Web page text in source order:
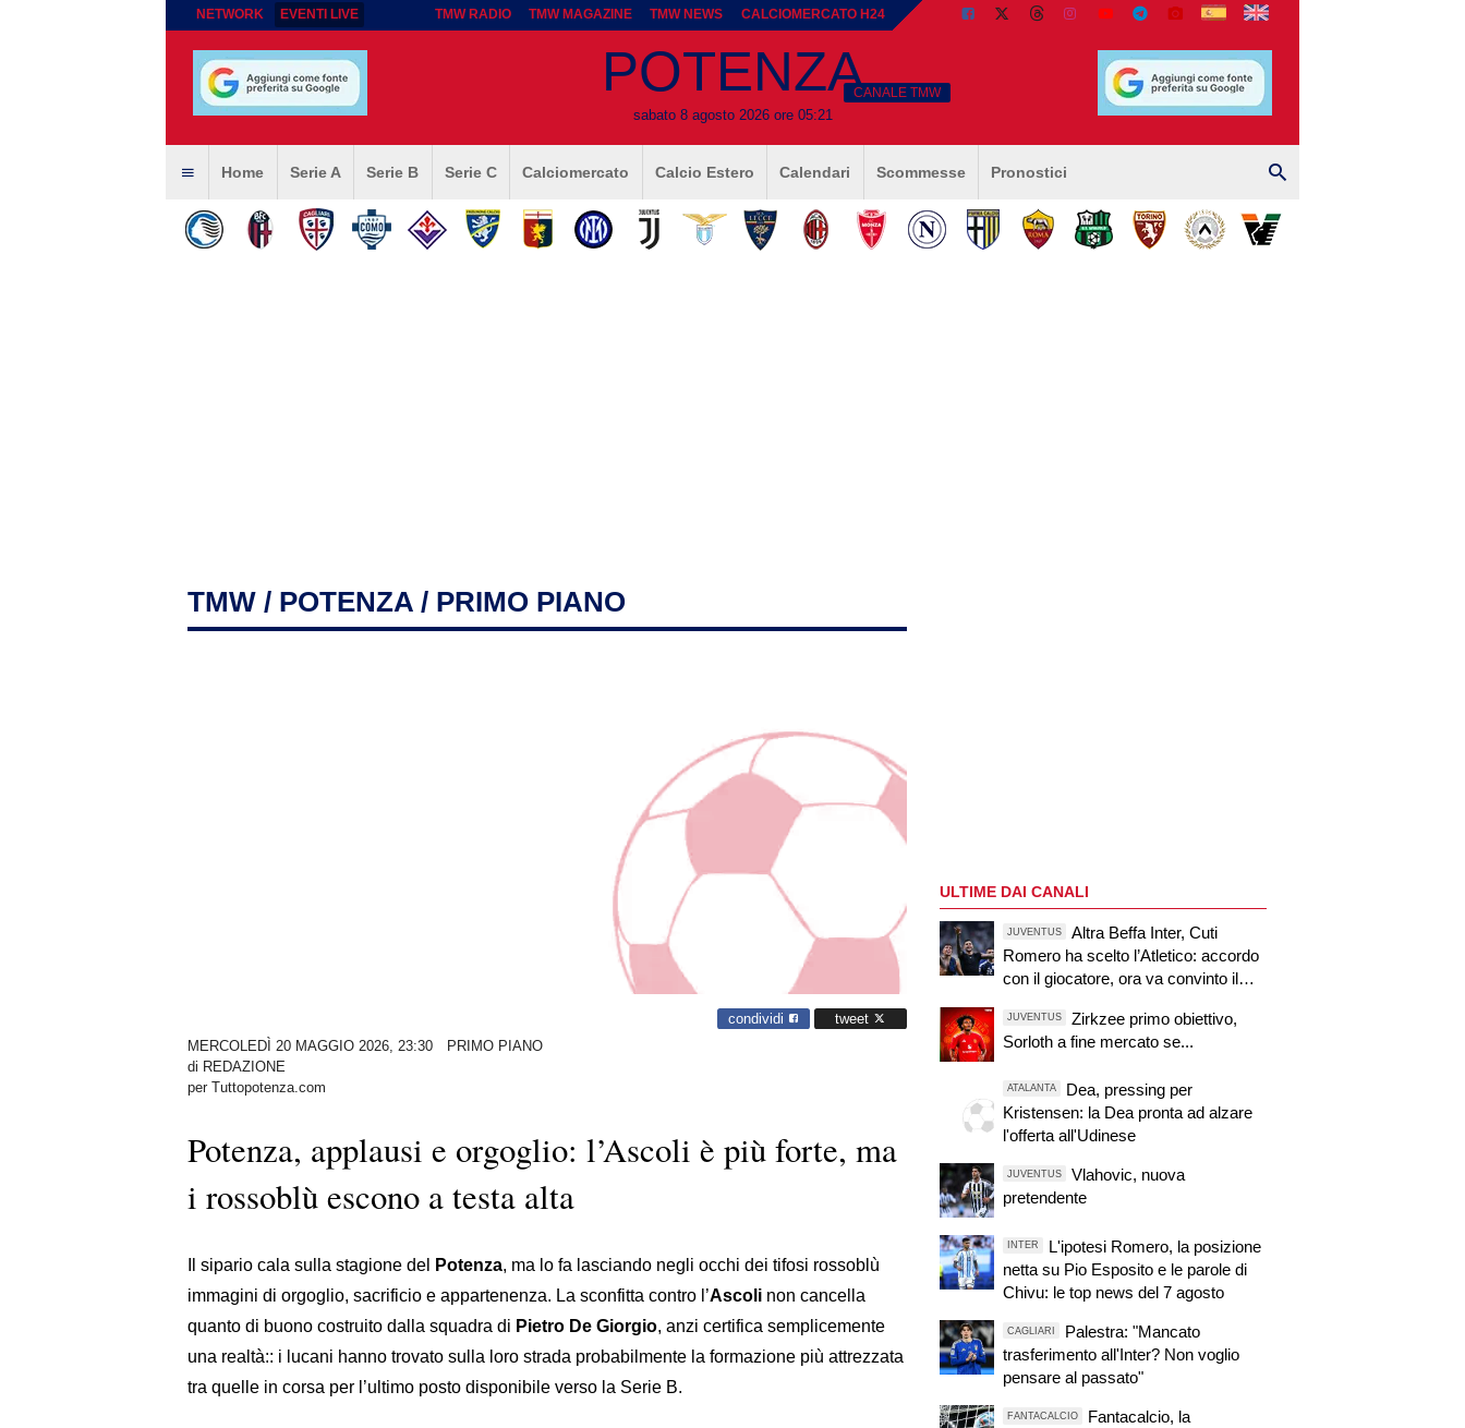
NETWORK EVENTI LIVE TMW RADIO TMW MAGAZINE TMW NEWS CALCIOMERCATO H24
POTENZA
sabato 8 agosto 2026 ore 05:21
CANALE TMW
Home Serie A Serie B Serie C Calciomercato Calcio Estero Calendari Scommesse Pronostici
TMW / POTENZA / PRIMO PIANO
condividi
tweet
MERCOLEDÌ 20 MAGGIO 2026, 23:30
PRIMO PIANO
di REDAZIONE
per Tuttopotenza.com
Potenza, applausi e orgoglio: l’Ascoli è più forte, ma
i rossoblù escono a testa alta
Il sipario cala sulla stagione del Potenza, ma lo fa lasciando negli occhi dei tifosi rossoblù
immagini di orgoglio, sacrificio e appartenenza. La sconfitta contro l’Ascoli non cancella
quanto di buono costruito dalla squadra di Pietro De Giorgio, anzi certifica semplicemente
una realtà:: i lucani hanno trovato sulla loro strada probabilmente la formazione più attrezzata
tra quelle in corsa per l’ultimo posto disponibile verso la Serie B.
ULTIME DAI CANALI
JUVENTUS
Altra Beffa Inter, Cuti
Romero ha scelto l’Atletico: accordo
con il giocatore, ora va convinto il
JUVENTUS
Zirkzee primo obiettivo,
Sorloth a fine mercato se...
ATALANTA
Dea, pressing per
Kristensen: la Dea pronta ad alzare
l'offerta all'Udinese
JUVENTUS
Vlahovic, nuova
pretendente
INTER
L'ipotesi Romero, la posizione
netta su Pio Esposito e le parole di
Chivu: le top news del 7 agosto
CAGLIARI
Palestra: "Mancato
trasferimento all'Inter? Non voglio
pensare al passato"
FANTACALCIO
Fantacalcio, la